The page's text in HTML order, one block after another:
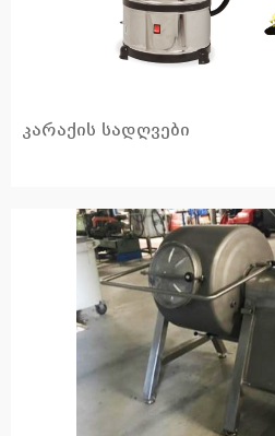
ვეტერინალური ინსტრუმენტები
იდენტიფიკაცია
ღორების გენეტიკური მასალა
დიეტური პროდუქტები და კვება
კარაქის სადღვები